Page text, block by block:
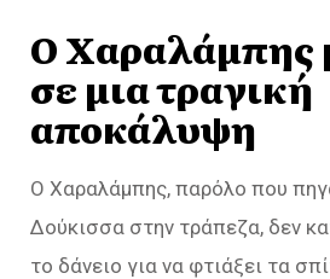
Ο Χαραλάμπης
σε μια τραγική
αποκάλυψη
Ο Χαραλάμπης, παρόλο που
Δούκισσα στην τράπεζα, δεν
το δάνειο για να φτιάξει τα